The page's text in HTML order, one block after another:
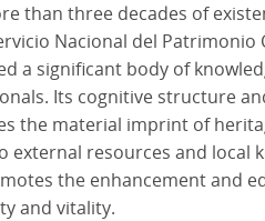
than three decades of
Nacional del Patrimonio
a significant body of
Its cognitive structure
the material imprint of
external resources and local
the enhancement and
and vitality.